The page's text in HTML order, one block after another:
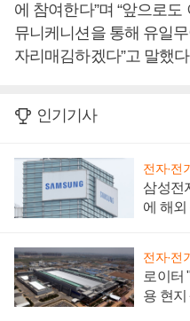
에 참여한다”며 “앞으로
뮤니케니션을 통해 유일
자리매김하겠다”고 말했
인기기사
전자·전
삼성전
에 해외
전자·전
로이터
용 현지